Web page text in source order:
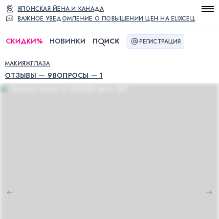
ВАЖНОЕ УВЕДОМЛЕНИЕ О ПОВЫШЕНИИ ЦЕН НА ELIXCELL
ЯПОНСКАЯ ЙЕНА И КАНАДА
СКИДКИ% НОВИНКИ П ИСК РЕГИСТРАЦИЯ
МАКИЯЖГЛАЗА
ОТЗЫВЫ — 9ВОПРОСЫ — 1